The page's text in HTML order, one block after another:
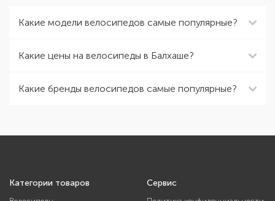
Какие модели велосипедов самые популярные?
Какие цены на велосипеды в Балхаше?
Какие бренды велосипедов самые популярные?
Категории товаров Сервис